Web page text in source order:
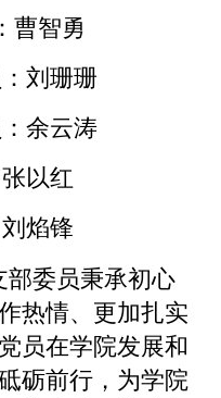
曹智勇
刘珊珊
余云涛
以红
焰锋
部委员秉承初心
热情、更加扎实
员在学院发展和
砺前行，为学院